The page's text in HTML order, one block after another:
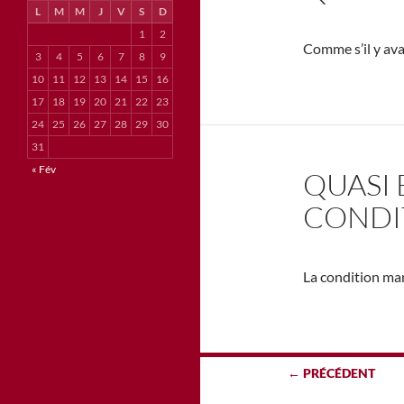
Comme s’il y
QUASI
La condition
Navigation← PRÉCÉDENT
L M M J V S
D
1
2
3
4 5 6 7 8
9
10
11 12 13 14 15
16
17
18 19 20 21 22 23
24 25 26 27 28 29
30
31
« Fév